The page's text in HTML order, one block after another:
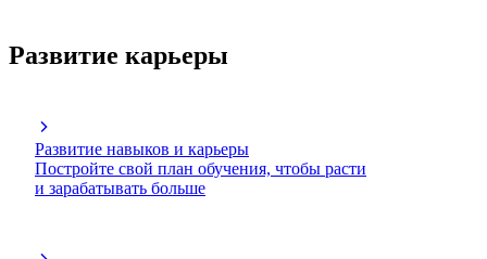
Развитие карьеры
Развитие навыков и карьеры
Постройте свой план обучения, чтобы расти
и зарабатывать больше